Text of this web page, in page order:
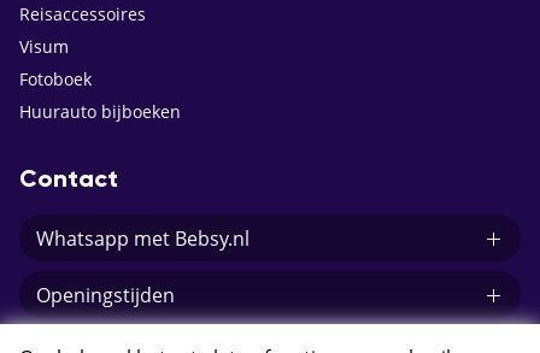
Reisaccessoires
Visum
Fotoboek
Huurauto bijboeken
Contact
Whatsapp met Bebsy.nl
Openingstijden